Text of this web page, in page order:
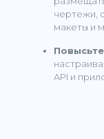
чертежи,
макеты и
API и